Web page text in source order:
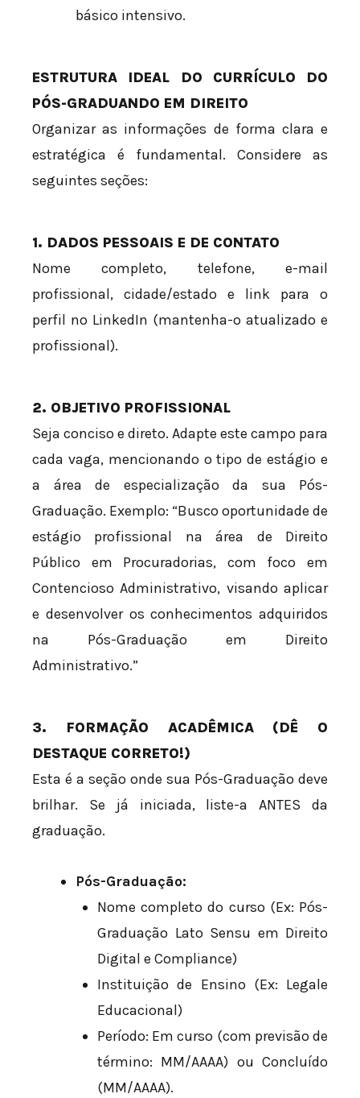
básico intensivo.
ESTRUTURA IDEAL DO CURRÍCULO DO
PÓS-GRADUANDO EM DIREITO
Organizar as informações de forma clara e
estratégica é fundamental. Considere as
seguintes seções:
1. DADOS PESSOAIS E DE CONTATO
Nome completo, telefone, e-mail
profissional, cidade/estado e link para o
perfil no LinkedIn (mantenha-o atualizado e
profissional).
2. OBJETIVO PROFISSIONAL
Seja conciso e direto. Adapte este campo para
cada vaga, mencionando o tipo de estágio e
a área de especialização da sua Pós-
Graduação. Exemplo: “Busco oportunidade de
estágio profissional na área de Direito
Público em Procuradorias, com foco em
Contencioso Administrativo, visando aplicar
e desenvolver os conhecimentos adquiridos
na Pós-Graduação em Direito
Administrativo.”
3. FORMAÇÃO ACADÊMICA (DÊ O
DESTAQUE CORRETO!)
Esta é a seção onde sua Pós-Graduação deve
brilhar. Se já iniciada, liste-a ANTES da
graduação.
Pós-Graduação:
Nome completo do curso (Ex: Pós-
Graduação Lato Sensu em Direito
Digital e Compliance)
Instituição de Ensino (Ex: Legale
Educacional)
Período: Em curso (com previsão de
término: MM/AAAA) ou Concluído
(MM/AAAA).